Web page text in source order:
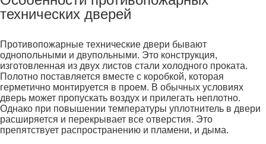
технических дверей
Противопожарные технические двери бывают
однопольными и двупольными. Это конструкция,
изготовленная из двух листов стали холодного проката.
Полотно поставляется вместе с коробкой, которая
герметично монтируется в проем. В обычных условиях
дверь может пропускать воздух и прилегать неплотно.
Однако при повышении температуры уплотнитель в двери
расширяется и перекрывает все отверстия. Это
препятствует распространению и пламени, и дыма.